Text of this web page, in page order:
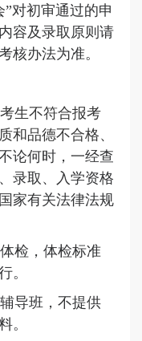
对初审通过的申
容及录取原则请
核办法为准。
生不符合报考
和品德不合格、
论何时，一经查
录取、入学资格
家有关法律法规
检，体检标准
。
导班，不提供
。